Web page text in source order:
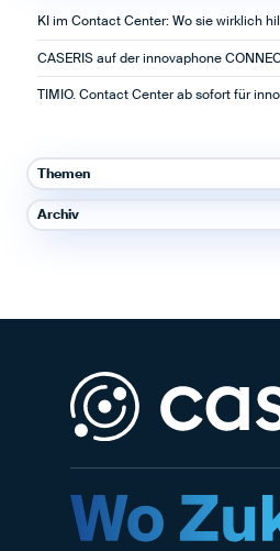
o
o
k
t
l
e
d
I
n
t
l
KI im Contact Center: Wo sie wirklich
CASERIS auf der innovaphone
TIMIO. Contact Center ab sofort für
Themen
Archiv